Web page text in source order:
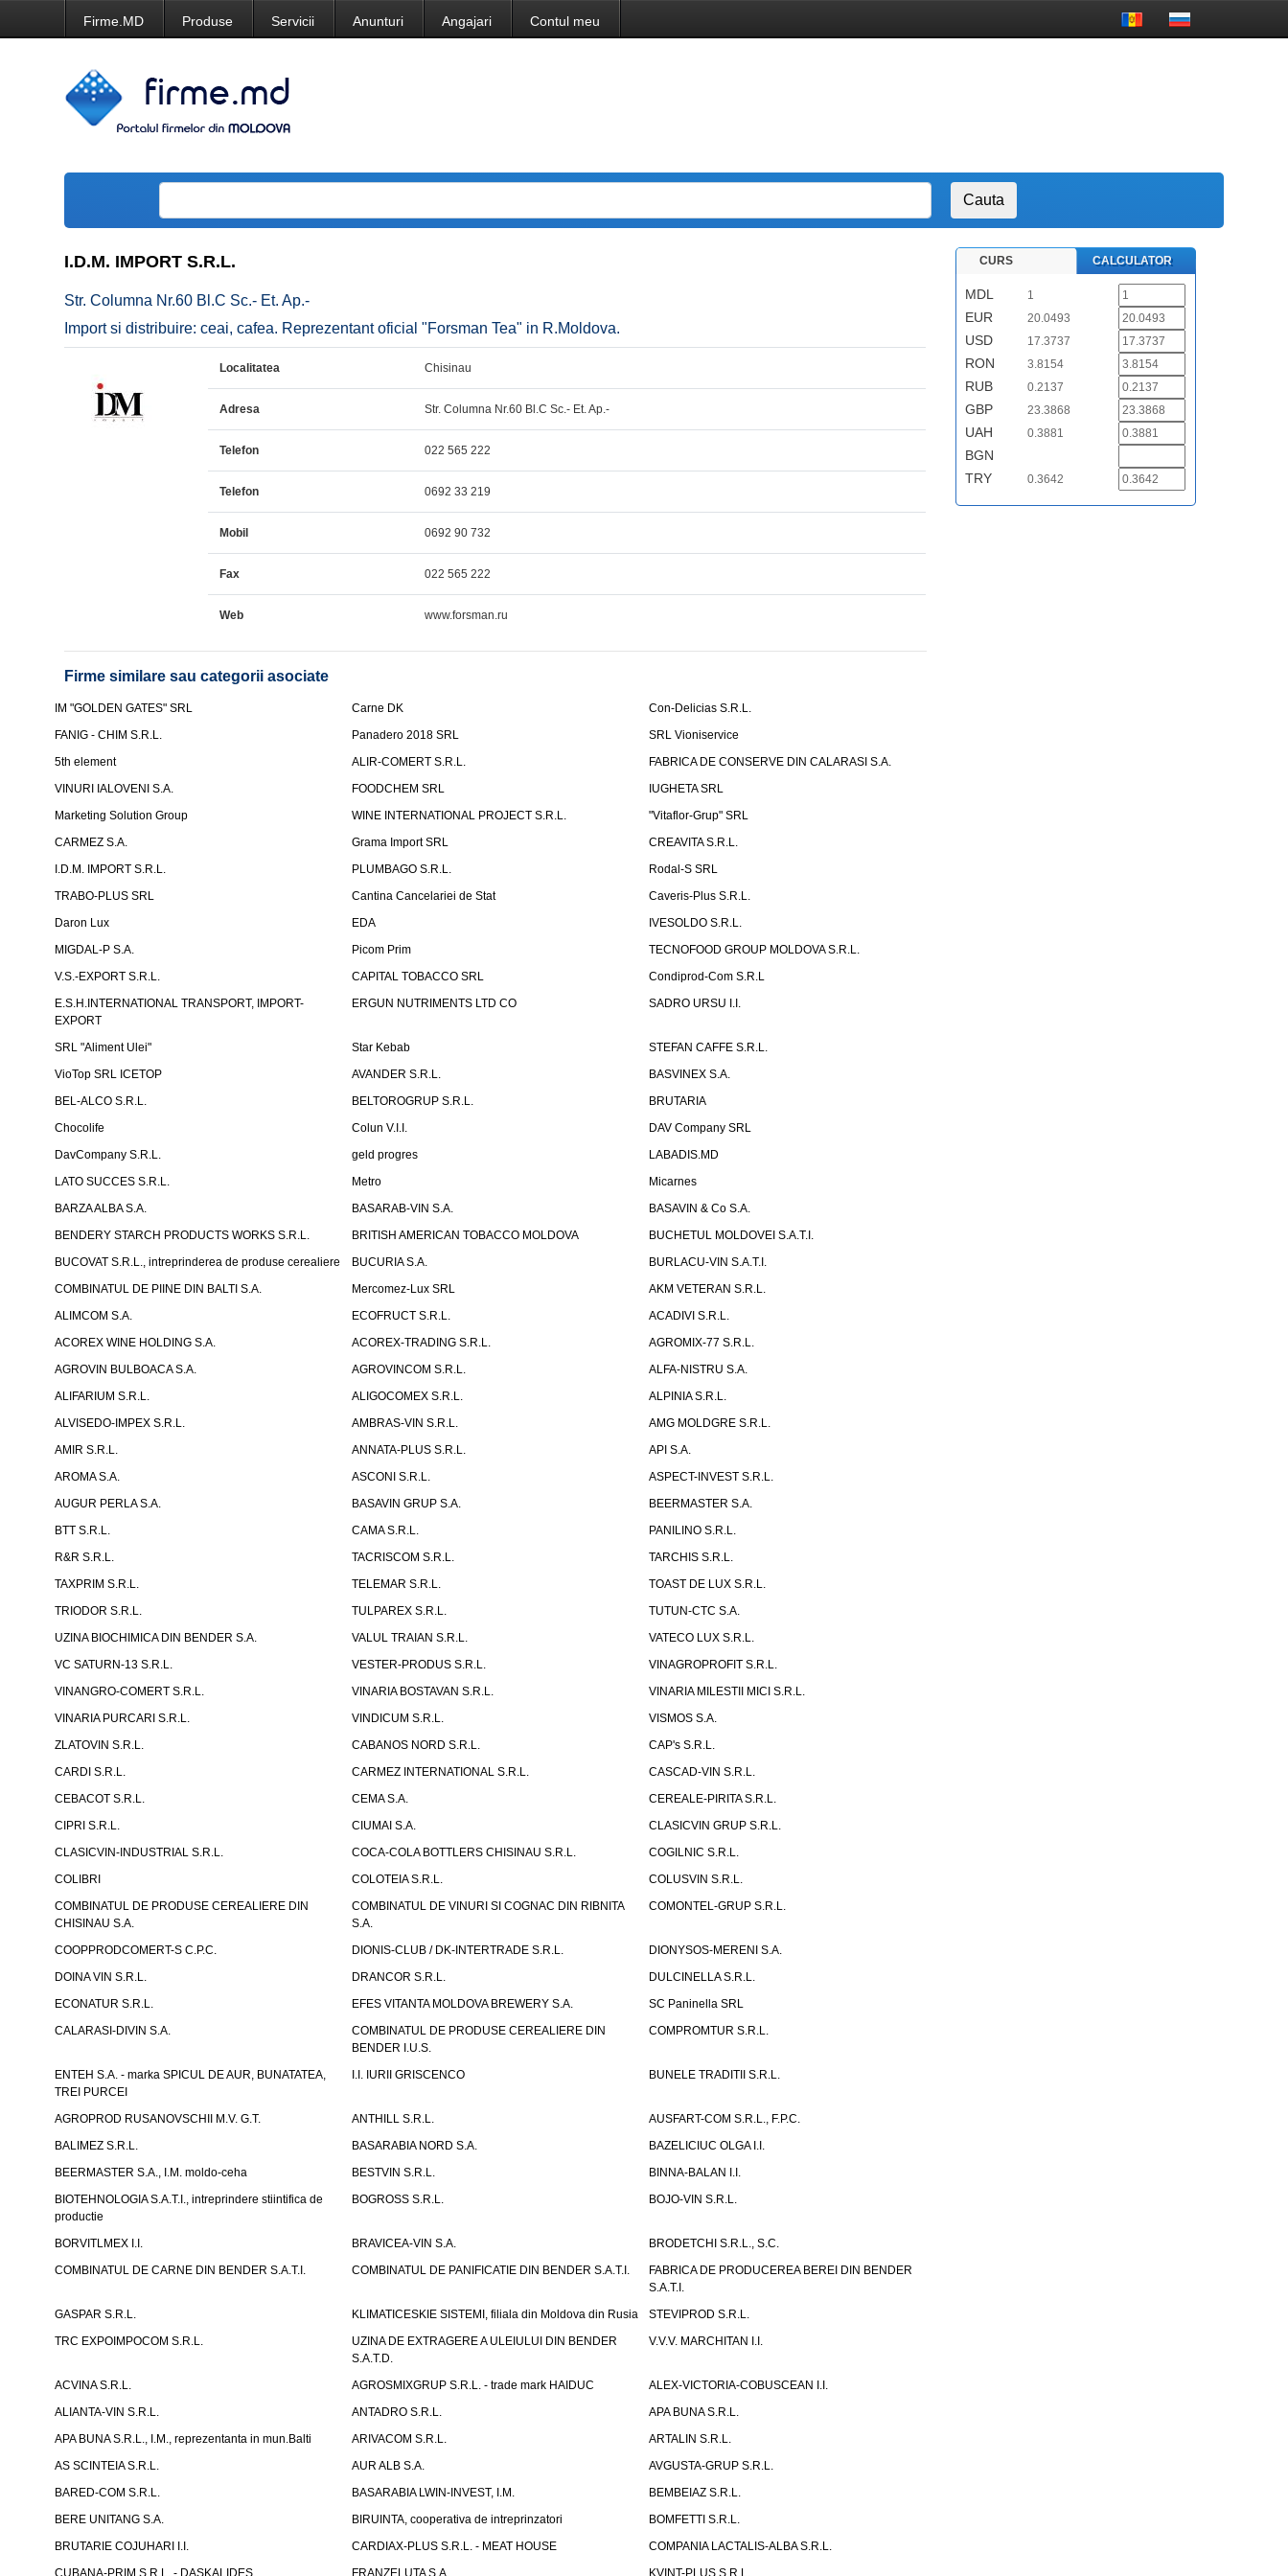
Firme.MD Produse Servicii Anunturi Angajari Contul meu
I.D.M. IMPORT S.R.L.
Str. Columna Nr.60 Bl.C Sc.- Et. Ap.-
Import si distribuire: ceai, cafea. Reprezentant oficial "Forsman Tea" in R.Moldova.
Localitatea Chisinau
Adresa Str. Columna Nr.60 Bl.C Sc.- Et. Ap.-
Telefon 022 565 222
Telefon 0692 33 219
Mobil 0692 90 732
Fax 022 565 222
Web www.forsman.ru
Firme similare sau categorii asociate
IM "GOLDEN GATES" SRL Carne DK
Con-Delicias S.R.L.
FANIG - CHIM S.R.L.
Panadero 2018 SRL
SRL Vioniservice
5th element
ALIR-COMERT S.R.L.
FABRICA DE CONSERVE DIN CALARASI S.A.
VINURI IALOVENI S.A.
FOODCHEM SRL
IUGHETA SRL
Marketing Solution Group
WINE INTERNATIONAL PROJECT S.R.L.
"Vitaflor-Grup" SRL
CARMEZ S.A.
Grama Import SRL
CREAVITA S.R.L.
I.D.M. IMPORT S.R.L.
PLUMBAGO S.R.L.
Rodal-S SRL
TRABO-PLUS SRL
Cantina Cancelariei de Stat
Caveris-Plus S.R.L.
Daron Lux
EDA
IVESOLDO S.R.L.
MIGDAL-P S.A.
Picom Prim
TECNOFOOD GROUP MOLDOVA S.R.L.
V.S.-EXPORT S.R.L.
CAPITAL TOBACCO SRL
Condiprod-Com S.R.L
E.S.H.INTERNATIONAL TRANSPORT, IMPORT-
EXPORT
ERGUN NUTRIMENTS LTD CO SADRO URSU I.I.
SRL "Aliment Ulei" Star Kebab
STEFAN CAFFE S.R.L.
VioTop SRL ICETOP
AVANDER S.R.L.
BASVINEX S.A.
BEL-ALCO S.R.L.
BELTOROGRUP S.R.L.
BRUTARIA
Chocolife
Colun V.I.I.
DAV Company SRL
DavCompany S.R.L.
geld progres
LABADIS.MD
LATO SUCCES S.R.L.
Metro
Micarnes
BARZA ALBA S.A.
BASARAB-VIN S.A.
BASAVIN & Co S.A.
BENDERY STARCH PRODUCTS WORKS S.R.L.
BRITISH AMERICAN TOBACCO MOLDOVA
BUCHETUL MOLDOVEI S.A.T.I.
BUCOVAT S.R.L., intreprinderea de produse cerealiere
BUCURIA S.A.
BURLACU-VIN S.A.T.I.
COMBINATUL DE PIINE DIN BALTI S.A.
Mercomez-Lux SRL
AKM VETERAN S.R.L.
ALIMCOM S.A.
ECOFRUCT S.R.L.
ACADIVI S.R.L.
ACOREX WINE HOLDING S.A.
ACOREX-TRADING S.R.L.
AGROMIX-77 S.R.L.
AGROVIN BULBOACA S.A.
AGROVINCOM S.R.L.
ALFA-NISTRU S.A.
ALIFARIUM S.R.L.
ALIGOCOMEX S.R.L.
ALPINIA S.R.L.
ALVISEDO-IMPEX S.R.L.
AMBRAS-VIN S.R.L.
AMG MOLDGRE S.R.L.
AMIR S.R.L.
ANNATA-PLUS S.R.L.
API S.A.
AROMA S.A.
ASCONI S.R.L.
ASPECT-INVEST S.R.L.
AUGUR PERLA S.A.
BASAVIN GRUP S.A.
BEERMASTER S.A.
BTT S.R.L.
CAMA S.R.L.
PANILINO S.R.L.
R&R S.R.L.
TACRISCOM S.R.L.
TARCHIS S.R.L.
TAXPRIM S.R.L.
TELEMAR S.R.L.
TOAST DE LUX S.R.L.
TRIODOR S.R.L.
TULPAREX S.R.L.
TUTUN-CTC S.A.
UZINA BIOCHIMICA DIN BENDER S.A.
VALUL TRAIAN S.R.L.
VATECO LUX S.R.L.
VC SATURN-13 S.R.L.
VESTER-PRODUS S.R.L.
VINAGROPROFIT S.R.L.
VINANGRO-COMERT S.R.L.
VINARIA BOSTAVAN S.R.L.
VINARIA MILESTII MICI S.R.L.
VINARIA PURCARI S.R.L.
VINDICUM S.R.L.
VISMOS S.A.
ZLATOVIN S.R.L.
CABANOS NORD S.R.L.
CAP's S.R.L.
CARDI S.R.L.
CARMEZ INTERNATIONAL S.R.L.
CASCAD-VIN S.R.L.
CEBACOT S.R.L.
CEMA S.A.
CEREALE-PIRITA S.R.L.
CIPRI S.R.L.
CIUMAI S.A.
CLASICVIN GRUP S.R.L.
CLASICVIN-INDUSTRIAL S.R.L.
COCA-COLA BOTTLERS CHISINAU S.R.L.
COGILNIC S.R.L.
COLIBRI
COLOTEIA S.R.L.
COLUSVIN S.R.L.
COMBINATUL DE PRODUSE CEREALIERE DIN
CHISINAU S.A.
COMBINATUL DE VINURI SI COGNAC DIN RIBNITA
S.A.
COMONTEL-GRUP S.R.L.
COOPPRODCOMERT-S C.P.C. DIONIS-CLUB / DK-INTERTRADE S.R.L.
DIONYSOS-MERENI S.A.
DOINA VIN S.R.L.
DRANCOR S.R.L.
DULCINELLA S.R.L.
ECONATUR S.R.L.
EFES VITANTA MOLDOVA BREWERY S.A.
SC Paninella SRL
CALARASI-DIVIN S.A.
COMBINATUL DE PRODUSE CEREALIERE DIN
BENDER I.U.S.
COMPROMTUR S.R.L.
ENTEH S.A. - marka SPICUL DE AUR, BUNATATEA,
TREI PURCEI
I.I. IURII GRISCENCO BUNELE TRADITII S.R.L.
AGROPROD RUSANOVSCHII M.V. G.T. ANTHILL S.R.L.
AUSFART-COM S.R.L., F.P.C.
BALIMEZ S.R.L.
BASARABIA NORD S.A.
BAZELICIUC OLGA I.I.
BEERMASTER S.A., I.M. moldo-ceha
BESTVIN S.R.L.
BINNA-BALAN I.I.
BIOTEHNOLOGIA S.A.T.I., intreprindere stiintifica de
productie
BOGROSS S.R.L. BOJO-VIN S.R.L.
BORVITLMEX I.I. BRAVICEA-VIN S.A.
BRODETCHI S.R.L., S.C.
COMBINATUL DE CARNE DIN BENDER S.A.T.I.
COMBINATUL DE PANIFICATIE DIN BENDER S.A.T.I.
FABRICA DE PRODUCEREA BEREI DIN BENDER
S.A.T.I.
GASPAR S.R.L.
KLIMATICESKIE SISTEMI, filiala din Moldova din Rusia
STEVIPROD S.R.L.
TRC EXPOIMPOCOM S.R.L.
UZINA DE EXTRAGERE A ULEIULUI DIN BENDER
S.A.T.D.
V.V.V. MARCHITAN I.I.
ACVINA S.R.L. AGROSMIXGRUP S.R.L. - trade mark HAIDUC
ALEX-VICTORIA-COBUSCEAN I.I.
ALIANTA-VIN S.R.L.
ANTADRO S.R.L.
APA BUNA S.R.L.
APA BUNA S.R.L., I.M., reprezentanta in mun.Balti
ARIVACOM S.R.L.
ARTALIN S.R.L.
AS SCINTEIA S.R.L.
AUR ALB S.A.
AVGUSTA-GRUP S.R.L.
BARED-COM S.R.L.
BASARABIA LWIN-INVEST, I.M.
BEMBEIAZ S.R.L.
BERE UNITANG S.A.
BIRUINTA, cooperativa de intreprinzatori
BOMFETTI S.R.L.
BRUTARIE COJUHARI I.I.
CARDIAX-PLUS S.R.L. - MEAT HOUSE
COMPANIA LACTALIS-ALBA S.R.L.
CUBANA-PRIM S.R.L. - DASKALIDES
FRANZELUTA S.A.
KVINT-PLUS S.R.L.
CURS CALCULATOR
MDL 1
EUR 20.0493
USD 17.3737
RON 3.8154
RUB 0.2137
GBP 23.3868
UAH 0.3881
BGN
TRY
0.3642